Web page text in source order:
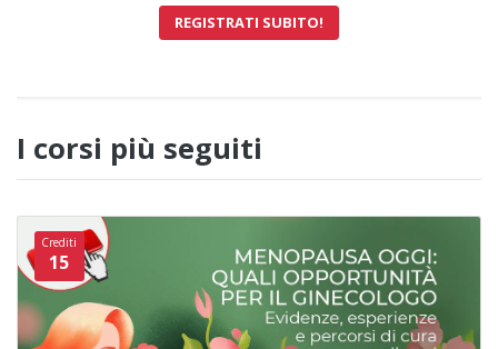
REGISTRATI SUBITO!
I corsi più seguiti
Crediti
15